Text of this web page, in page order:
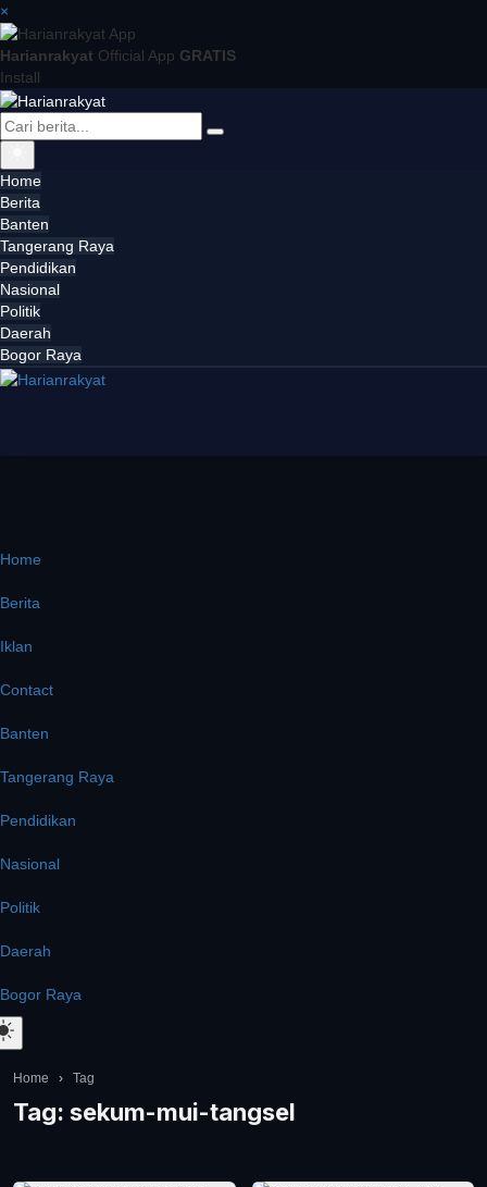
×
Harianrakyat Official App GRATIS
Install
Home
Berita
Banten
Tangerang Raya
Pendidikan
Nasional
Politik
Daerah
Bogor Raya
Home
Berita
Iklan
Contact
Banten
Tangerang Raya
Pendidikan
Nasional
Politik
Daerah
Bogor Raya
Home › Tag
Tag: sekum-mui-tangsel